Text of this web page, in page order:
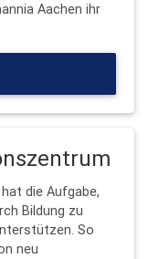
Aachen ihr
die Aufgabe,
Bildung zu
So
neu